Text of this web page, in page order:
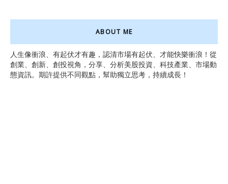
ABOUT ME
人生像衝浪、有起伏才有趣，認清市場有起伏、才能快樂衝浪！從
創業、創新、創投視角，分享、分析美股投資、科技產業、市場動
態資訊。期許提供不同觀點，幫助獨立思考，持續成長！